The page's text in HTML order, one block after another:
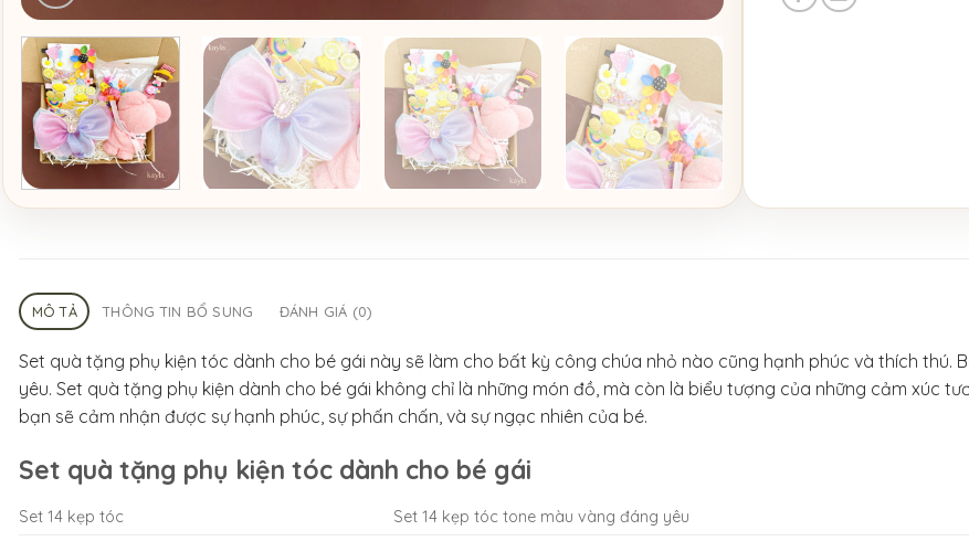
MÔ TẢ THÔNG TIN BỔ SUNG ĐÁNH GIÁ (0)
Set quà tặng phụ kiện tóc dành cho bé gái này sẽ làm cho bất kỳ công chúa nhỏ nào cũng hạnh phúc và thích thú.
yêu. Set quà tặng phụ kiện dành cho bé gái không chỉ là những món đồ, mà còn là biểu tượng của những cảm xúc
bạn sẽ cảm nhận được sự hạnh phúc, sự phấn chấn, và sự ngạc nhiên của bé.
Set quà tặng phụ kiện tóc dành cho bé gái
Set 14 kẹp tóc
Set 14 kẹp tóc tone màu vàng đáng yêu